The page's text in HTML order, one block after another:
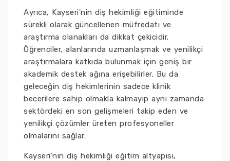
Ayrıca, Kayseri'nin diş hekimliği eğitiminde
sürekli olarak güncellenen müfredatı ve
araştırma olanakları da dikkat çekicidir.
Öğrenciler, alanlarında uzmanlaşmak ve yenilikçi
araştırmalara katkıda bulunmak için geniş bir
akademik destek ağına erişebilirler. Bu da
geleceğin diş hekimlerinin sadece klinik
becerilere sahip olmakla kalmayıp aynı zamanda
sektördeki en son gelişmeleri takip eden ve
yenilikçi çözümler üreten profesyoneller
olmalarını sağlar.
Kayseri'nin diş hekimliği eğitim altyapısı,